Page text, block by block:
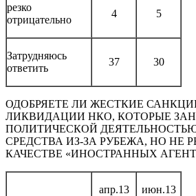
резко
отрицательно
4 5
Затрудняюсь
ответить
37 30
ОДОБРЯЕТЕ ЛИ ЖЕСТКИЕ
ЛИКВИДАЦИИ НКО, КОТОРЫЕ
ПОЛИТИЧЕСКОЙ
СРЕДСТВА ИЗ-ЗА РУБЕЖА, НО НЕ
КАЧЕСТВЕ «ИНОСТРАННЫХ
апр.13 июн.13